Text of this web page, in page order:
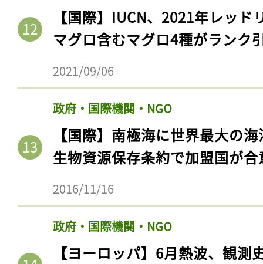
【国際】IUCN、2021年レッ
マグロ含むマグロ4種がランク
2021/09/06
政府・国際機関・NGO
【国際】南極海に世界最大の
生物資源保存条約で加盟国が合
2016/11/16
政府・国際機関・NGO
【ヨーロッパ】6月熱波、観